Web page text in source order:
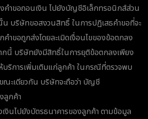
คำขอถอนเงิน ไปยังบัญชีอิเล็กทรอนิกส์ส่วน
บริษัทขอสงวนสิทธิ์ ในการปฏิเสธคำขอที่จะ
ำขอถูกส่งโดยละเมิดเงื่อนไขของข้อตกลง
นี้ บริษัทยังมีสิทธิ์ในการยุติข้อตกลงเพียง
บริการเพิ่มเติมแก่ลูกค้า ในกรณีที่ตรวจพบ
ณะเดียวกัน บริษัทจะถือว่า บัญชี
ลูกค้า
งินไปยังบัตรธนาคารของลูกค้า ตามข้อมูล